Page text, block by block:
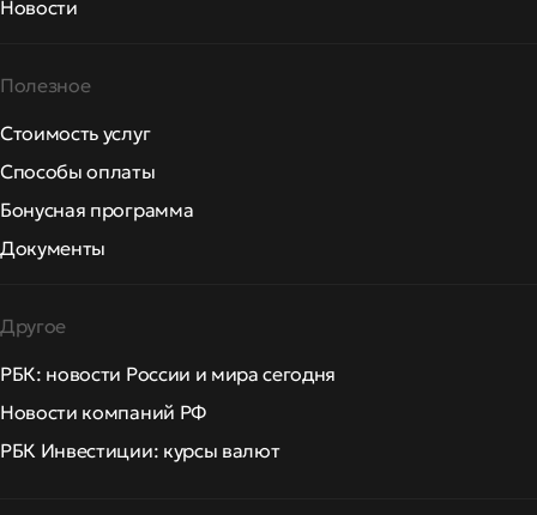
Новости
Полезное
Стоимость услуг
Способы оплаты
Бонусная программа
Документы
Другое
РБК: новости России и мира сегодня
Новости компаний РФ
РБК Инвестиции: курсы валют